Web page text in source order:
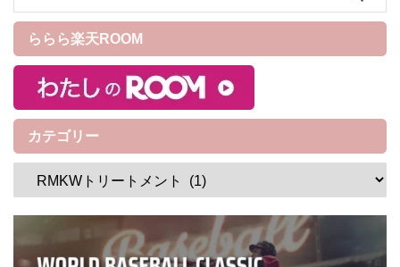
導いてくれる。みんなが待ち
望んだものがギュッとつまっ
たクレンジングバームとなっ
ています。 クレンジングオイ
ルが肌に合わずバームに変え
た ...
ららら楽天ROOM
カテゴリー